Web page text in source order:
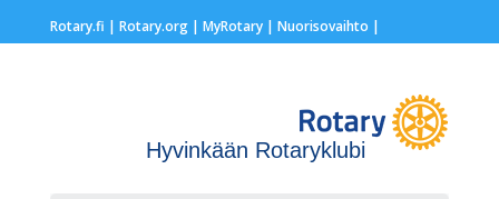
Rotary.fi | Rotary.org| MyRotary | Nuorisovaihto |
Hyvinkään Rotaryklubi